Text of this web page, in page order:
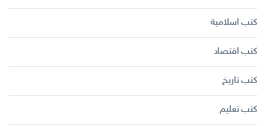
كتب اسلامية
كتب اقتصاد
كتب تاريخ
كتب تعليم